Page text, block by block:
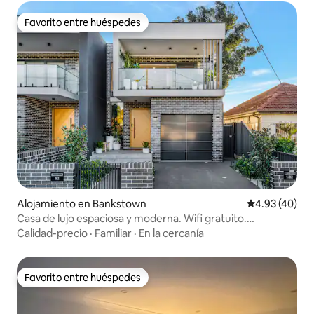
Favorito entre huéspedes
Favorito entre huéspedes
Alojamiento en Bankstown Calificación
4.93 (40)
Casa de lujo espaciosa y moderna. Wifi gratuito.
Aparcamiento. Aire acondicionado.
Calidad-precio · Familiar · En la cercanía
Favorito entre huéspedes
Favorito entre huéspedes